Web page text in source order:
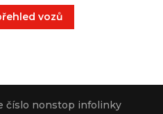
vozů
číslo nonstop infolinky